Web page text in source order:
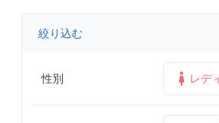
絞り込む
性別 レデ